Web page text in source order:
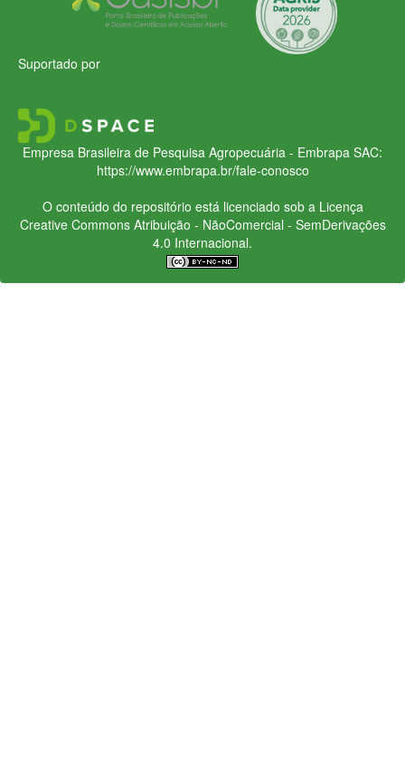
Suportado por
Empresa Brasileira de Pesquisa Agropecuária - Embrapa SAC:
https://www.embrapa.br/fale-conosco
O conteúdo do repositório está licenciado sob a Licença
Creative CommonsAtribuição - NãoComercial - SemDerivações
4.0 Internacional.